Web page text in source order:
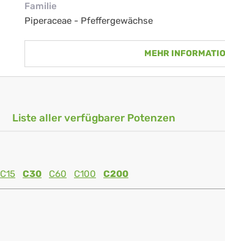
Familie
Piperaceae - Pfeffergewächse
MEHR
Liste aller verfügbarer Potenzen
C15 C30 C60 C100 C200